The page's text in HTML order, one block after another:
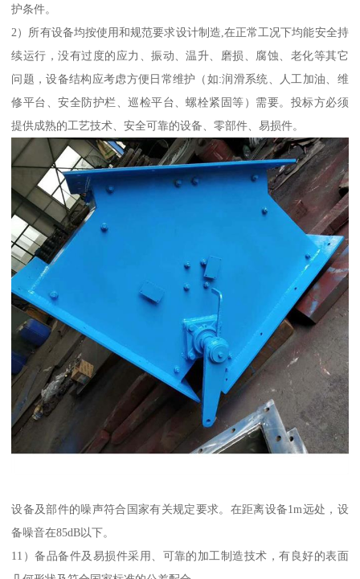
护条件。
2）所有设备均按使用和规范要求设计制造,在正常工况下均能安全持
续运行，没有过度的应力、振动、温升、磨损、腐蚀、老化等其它
问题，设备结构应考虑方便日常维护（如:润滑系统、人工加油、维
修平台、安全防护栏、巡检平台、螺栓紧固等）需要。投标方必须
提供成熟的工艺技术、安全可靠的设备、零部件、易损件。
设备及部件的噪声符合国家有关规定要求。在距离设备1m远处，设
备噪音在85dB以下。
11）备品备件及易损件采用、可靠的加工制造技术，有良好的表面